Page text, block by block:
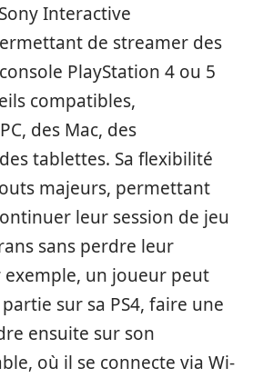
Interactive
de streamer des
PlayStation 4 ou 5
compatibles,
des Mac, des
tablettes. Sa flexibilité
majeurs, permettant
leur session de jeu
sans perdre leur
exemple, un joueur peut
sur sa PS4, faire une
ensuite sur son
où il se connecte via Wi-